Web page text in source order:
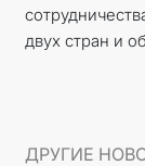
двух стран и
ДРУГИЕ